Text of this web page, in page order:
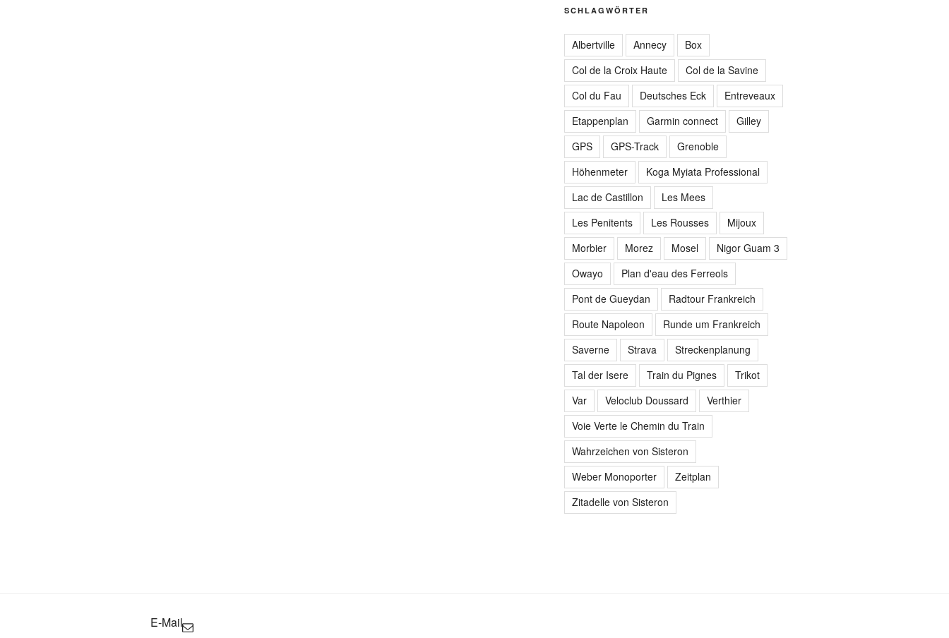
SCHLAGWÖRTER
Albertville Annecy
Box
Col de la Croix Haute
Col de la Savine
Col du Fau
Deutsches Eck
Entreveaux
Etappenplan
Garmin connect
Gilley
GPS
GPS-Track
Grenoble
Höhenmeter
Koga Myiata Professional
Lac de Castillon
Les Mees
Les Penitents
Les Rousses
Mijoux
Morbier
Morez Mosel
Nigor Guam 3
Owayo
Plan d'eau des Ferreols
Pont de Gueydan
Radtour Frankreich
Route Napoleon
Runde um Frankreich
Saverne
Strava
Streckenplanung
Tal der Isere
Train du Pignes
Trikot
Var
Veloclub Doussard
Verthier
Voie Verte le Chemin du Train
Wahrzeichen von Sisteron
Weber Monoporter
Zeitplan
Zitadelle von Sisteron
E-Mail